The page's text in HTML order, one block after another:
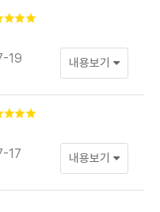
19 내용보기
17 내용보기